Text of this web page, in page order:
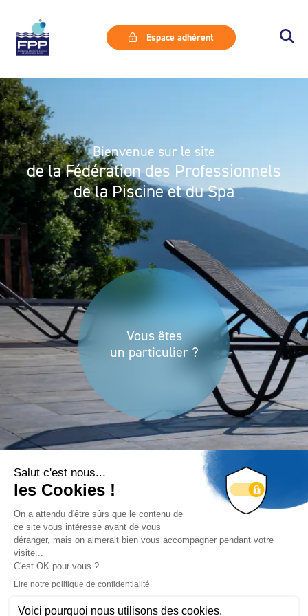
Espace adhérent
Bienvenue sur le site
de la Fédération des Professionnels
de la Piscine et du Spa
Vous êtes
un particulier ?
Vous êtes
un professionnel ?